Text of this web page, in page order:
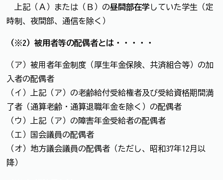
上記（Ａ）または（Ｂ）の昼間部在学していた学生（定
時制、夜間部、通信を除く）
（※2）被用者等の配偶者とは・・・・・
（ア）被用者年金制度（厚生年金保険、共済組合等）の加
入者の配偶者
（イ）上記（ア）の老齢給付受給権者及び受給資格期間満
了者（通算老齢・通算退職年金を除く）の配偶者
（ウ）上記（ア）の障害年金受給者の配偶者
（エ）国会議員の配偶者
（オ）地方議会議員の配偶者（ただし、昭和37年12月以
降）